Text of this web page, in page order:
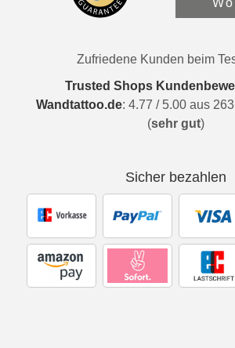
Zufriedene Kunden beim
Trusted Shops
Wandtattoo.de: 4.77 / 5.00 aus 263
(sehr gut)
Sicher bezahlen